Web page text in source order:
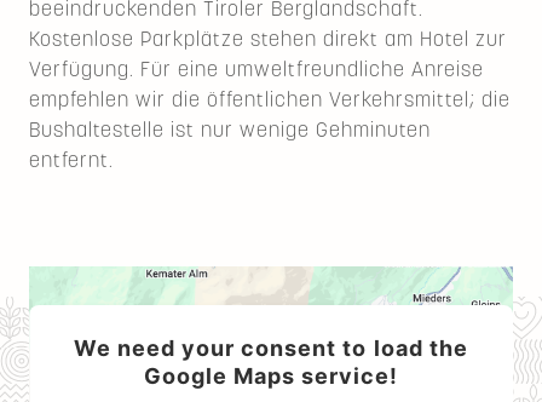
beeindruckenden Tiroler Berglandschaft.
Kostenlose Parkplätze stehen direkt am Hotel zur
Verfügung. Für eine umweltfreundliche Anreise
empfehlen wir die öffentlichen Verkehrsmittel; die
Bushaltestelle ist nur wenige Gehminuten
entfernt.
We need your consent to load the
Google Maps service!